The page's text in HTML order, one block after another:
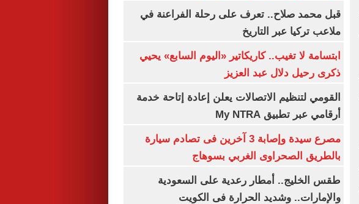
قبل محمد صلاح.. تعرف على رحلة الفراعنة في
ملاعب تركيا عبر التاريخ
ابتسامة لا تغيب.. كاريكاتير «اليوم السابع» يحيي
ذكرى رحيل دلال عبد العزيز
القومي لتنظيم الاتصالات يعلن إعادة إتاحة خدمة
أرقامي عبر تطبيق My NTRA
مصرع سيدة وإصابة 3 آخرين فى تصادم سيارة
بالطريق الصحراوى الغربي بسوهاج
طقس الخليج.. أمطار رعدية على السعودية
والإمارات.. وشديد الحرارة فى الكويت